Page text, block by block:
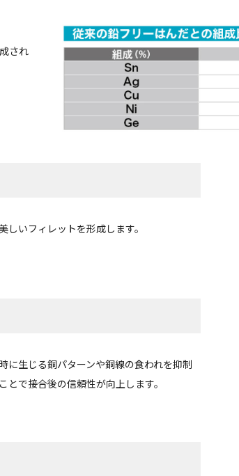
され
いフィレットを形成します。
に生じる銅パターンや銅線の食われを抑制
で接合後の信頼性が向上します。